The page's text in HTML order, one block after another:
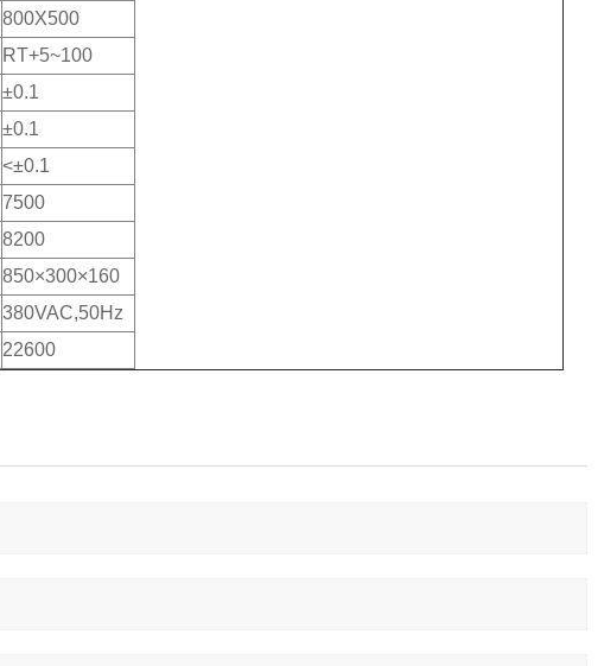
800X500
RT+5~100
±0.1
±0.1
<±0.1
7500
8200
850×300×160
380VAC,50Hz
22600